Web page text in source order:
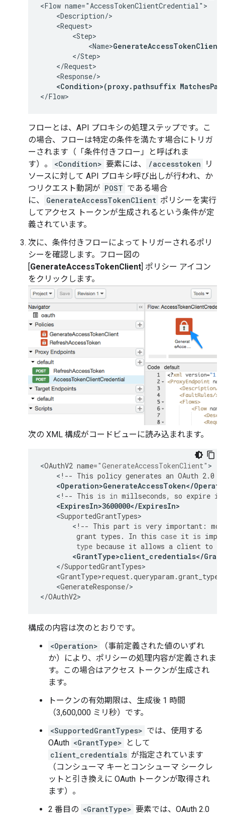
<Flow name="AccessTokenClientCredential">
    <Description/>
    <Request>
        <Step>
            <Name>
GenerateAccessTokenClient
        </Step>
    </Request>
    <Response/>
<Condition>(proxy.pathsuffix
</Flow>
フローとは、API プロキシの処理ステップです。こ
の場合、フローは特定の条件を満たす場合にトリガ
ーされます（「条件付きフロー」と呼ばれま
す）。
<Condition> 要素には、 /accesstoken
リ
ソースに対して API プロキシ呼び出しが行われ、か
つリクエスト動詞が POST である場合
に、
GenerateAccessTokenClient ポリシーを実行
してアクセス トークンが生成されるという条件が定
義されています。
次に、条件付きフローによってトリガーされるポリ
シーを確認します。フロー図の
[GenerateAccessTokenClient] ポリシー アイコン
をクリックします。
次の XML 構成がコードビューに読み込まれます。
<OAuthV2 name="GenerateAccessTokenClient"
< ! -- This policy generates an OAuth 2.0
<Operation>GenerateAccessToken</
< ! -- This is in millseconds, so expire in
<ExpiresIn>3600000</ExpiresIn>
<SupportedGrantTypes
< ! -- This part is very important :
grant types . In this case it is
type because it allows a client to
<GrantType>client_credentials</
</SupportedGrantTypes
<GrantType>request.queryparam .grant_type
<GenerateResponse/>
</OAuthV2>
構成の内容は次のとおりです。
<Operation>
（事前定義された値のいずれ
か）により、ポリシーの処理内容が定義されま
す。この場合はアクセス トークンが生成され
ます。
トークンの有効期限は、生成後 1 時間
（3,600,000 ミリ秒）です。
<SupportedGrantTypes> では、使用する
OAuth <GrantType>
として
client_credentials が指定されています
（コンシューマ キーとコンシューマ シークレ
ットと引き換えに OAuth トークンが取得され
ます）。
2 番目の <GrantType> 要素では、OAuth 2.0